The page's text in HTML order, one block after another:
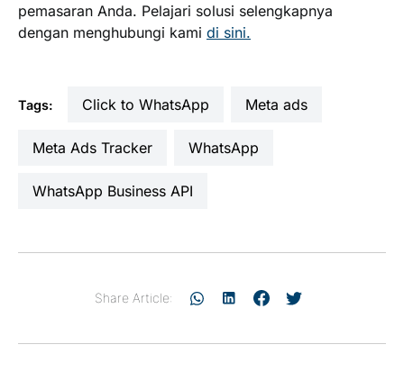
pemasaran Anda. Pelajari solusi selengkapnya
dengan menghubungi kami di sini.
Tags: Click to WhatsApp Meta ads
Meta Ads Tracker WhatsApp
WhatsApp Business API
Share Article: